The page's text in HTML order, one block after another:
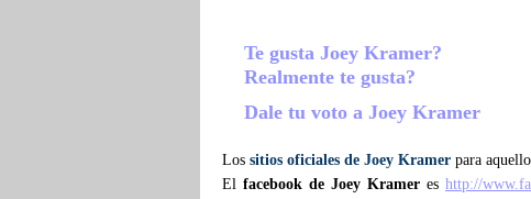
Te gusta Joey Kramer?
Realmente te gusta?
Dale tu voto a Joey Kramer
Los sitios oficiales de Joey Kramer para
El facebook de Joey Kramer es http://